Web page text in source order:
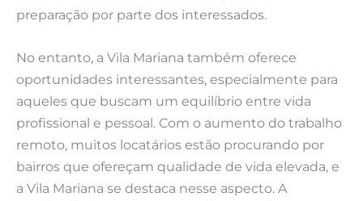
preparação por parte dos interessados.
No entanto, a Vila Mariana também oferece
oportunidades interessantes, especialmente para
aqueles que buscam um equilíbrio entre vida
profissional e pessoal. Com o aumento do trabalho
remoto, muitos locatários estão procurando por
bairros que ofereçam qualidade de vida elevada, e
a Vila Mariana se destaca nesse aspecto. A